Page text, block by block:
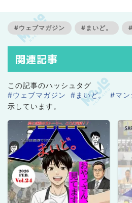
#ウェブマガジン #まいど。
関連記事
この記事のハッシュタグ
#ウェブマガジン
#まいど。 #マン
示しています。